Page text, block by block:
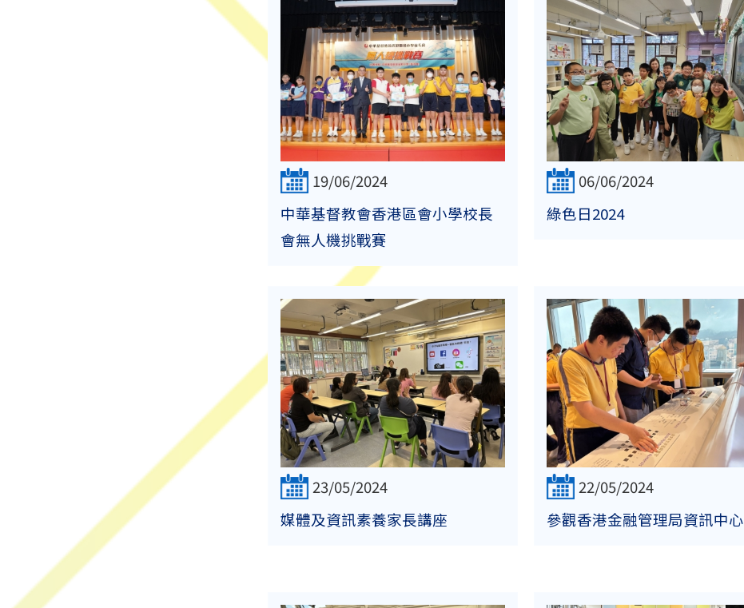
19/06/2024
中華基督教會香港區會小學校長
會無人機挑戰賽
06/06/2024
綠色日2024
23/05/2024
媒體及資訊素養家長講座
22/05/2024
參觀香港金融管理局資訊中心